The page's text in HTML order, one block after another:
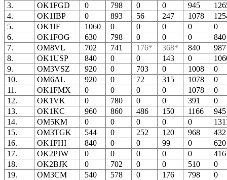
3.
OK1FGD 0 798 0 0 945
4.
OK1IBP 0 893 56 247 1078
5.
OK1IF 1060 0 0 0 0
0
6.
OK1FOG 630 798 0 0 0
7.
OM8VL 702 741 176* 368* 840
8.
OK1USP 840 0 0 143 0
9.
OM3VSZ 920 0 703 0 1008
0
10.
OM6AL 920 0 72 315 1078
0
11.
OK1FMX 0 0 0 0 1078
0
12.
OK1VK 0 780 0 0 391
0
13.
OK1KC 960 860 486 150 1166
14.
OM5KM 0 0 0 0 0
15.
OM3TGK 544 0 252 120 968
16.
OK1FHI 840 0 0 99 0
17.
OK2PJW 0 0 0 0 0
18.
OK2BJK 0 702 0 0 510
0
19.
OM3CM 540 578 0 176 798
0